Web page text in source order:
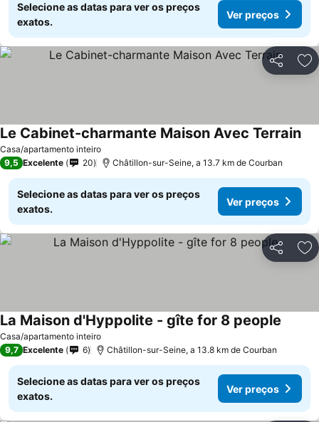
Selecione as datas para ver os preços
exatos.
Ver preços
Partilhar
Casa/apartamento inteiro
Le Cabinet-charmante Maison Avec Terrain
9,5 Excelente 20 Châtillon-sur-Seine, a 13.7 km de Courban
Selecione as datas para ver os preços
exatos.
Ver preços
Partilhar
Casa/apartamento inteiro
La Maison d'Hyppolite - gîte for 8 people
9,7 Excelente 6 Châtillon-sur-Seine, a 13.8 km de Courban
Selecione as datas para ver os preços
exatos.
Ver preços